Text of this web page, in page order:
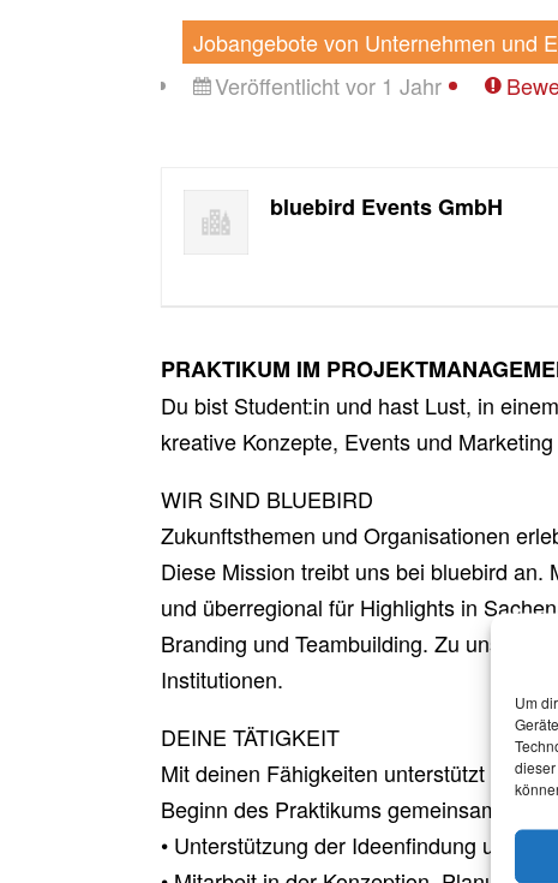
Um
Jobangebote von Unternehmen und
Veröffentlicht vor 1 Jahr
bluebird Events GmbH
PRAKTIKUM IM
Du bist Student:in und hast Lust, in
kreative Konzepte, Events und
WIR SIND BLUEBIRD
Zukunftsthemen und Organisationen
Diese Mission treibt uns bei bluebird
und überregional für Highlights in
Branding und Teambuilding. Zu
Institutionen.
DEINE TÄTIGKEIT
Mit deinen Fähigkeiten unterstützt du
Beginn des Praktikums gemeinsam fest.
• Unterstützung der Ideenfindung und